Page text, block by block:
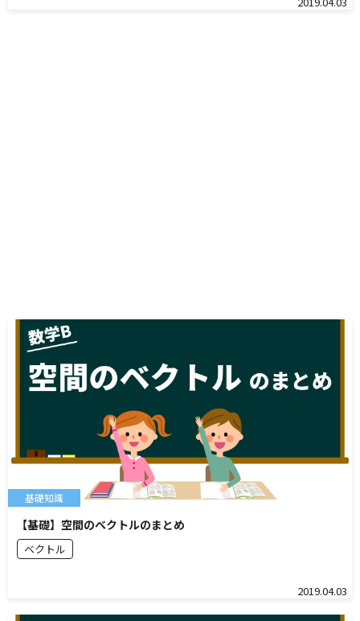
【基礎】空間のベクトルのまとめ
ベクトル
基礎知識
2019.04.03